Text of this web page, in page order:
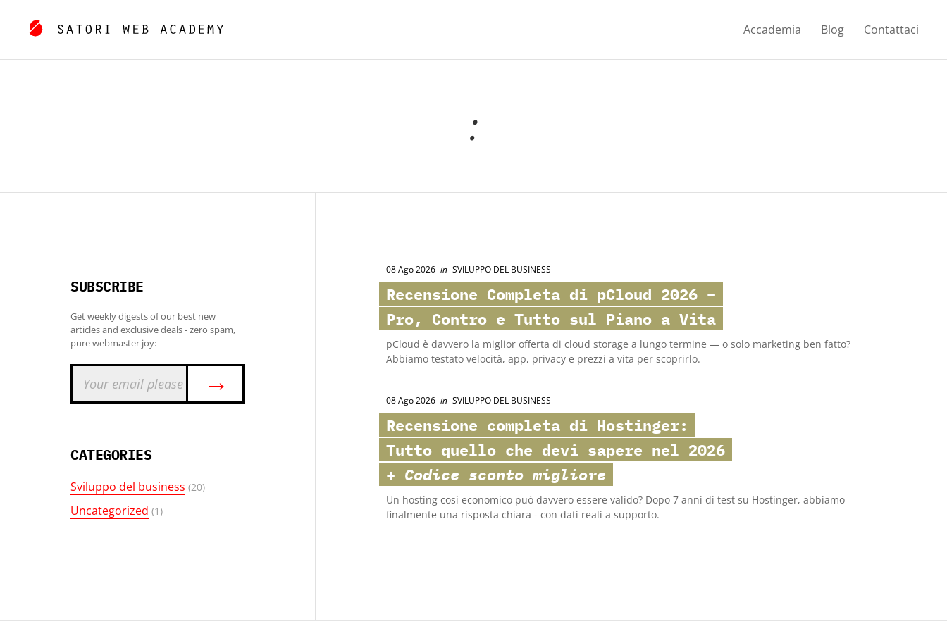
Accademia Blog Contattaci
:
SUBSCRIBE
Get weekly digests of our best new
articles and exclusive deals - zero spam,
pure webmaster joy:
→
CATEGORIES
Sviluppo del business (20)
Uncategorized (1)
08 Ago 2026 in SVILUPPO DEL BUSINESS
Recensione Completa di pCloud 2026 –
Pro, Contro e Tutto sul Piano a Vita
pCloud è davvero la miglior offerta di cloud storage a lungo termine — o solo marketing ben fatto?
Abbiamo testato velocità, app, privacy e prezzi a vita per scoprirlo.
08 Ago 2026 in SVILUPPO DEL BUSINESS
Recensione completa di Hostinger:
Tutto quello che devi sapere nel 2026
+ Codice sconto migliore
Un hosting così economico può davvero essere valido? Dopo 7 anni di test su Hostinger, abbiamo
finalmente una risposta chiara - con dati reali a supporto.